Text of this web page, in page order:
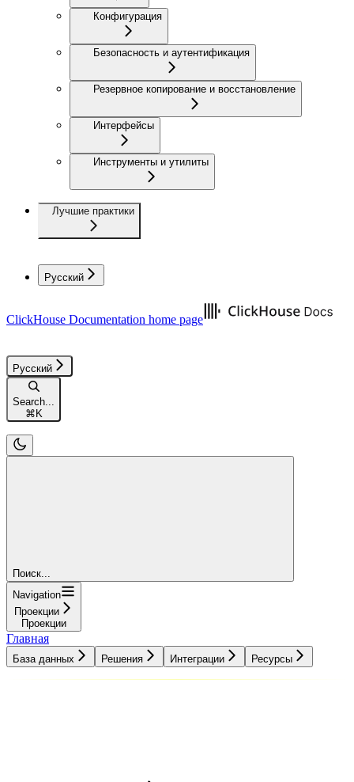
Конфигурация
Безопасность и аутентификация
Резервное копирование и восстановление
Интерфейсы
Инструменты и утилиты
Лучшие практики
Русский
ClickHouse Documentation home page
Русский
Search...
⌘ K
Поиск...
Navigation
Проекции
Проекции
Главная
База данных Решения Интеграции Ресурсы